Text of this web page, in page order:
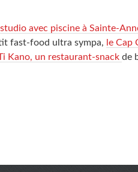
studio avec piscine à Sainte-
fast-food ultra sympa, le Cap
Kano, un restaurant-snack de